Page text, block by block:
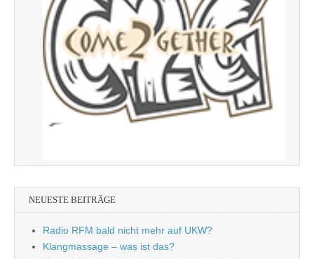
NEUESTE BEITRÄGE
Radio RFM bald nicht mehr auf UKW?
Klangmassage – was ist das?